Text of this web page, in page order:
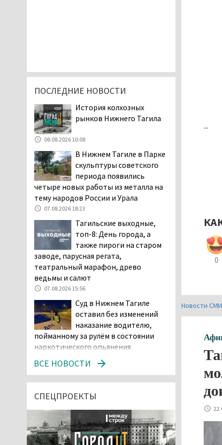
...
0
Новости
ПОСЛЕДНИЕ НОВОСТИ
История колхозных
рынков Нижнего Тагила
08.08.2026 10:08
В Нижнем Тагиле в Парке
скульптуры советского
периода появились
четыре новых работы из металла на
тему народов России и Урала
07.08.2026 18:23
Тагильские выходные,
топ-8: День города, а
также пироги на старом
заводе, парусная регата,
театральный марафон, древо
ведьмы и салют
07.08.2026 15:56
Суд в Нижнем Тагиле
оставил без изменений
наказание водителю,
пойманному за рулём в состоянии
наркотического опьянения
ДТП под Екатеринбургом
Тагильские спасатели
проникли в квартиру
через балкон, чтобы
ВСЕ НОВОСТИ
СПЕЦПРОЕКТЫ